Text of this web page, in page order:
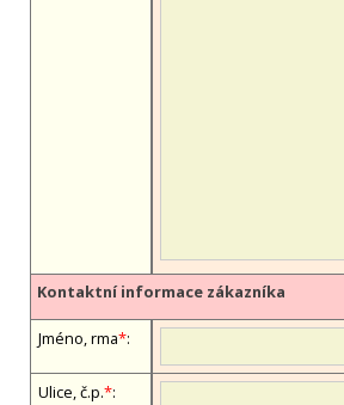
Kontaktní informace zákazníka
Jméno, firma*:
Ulice, č.p.*: